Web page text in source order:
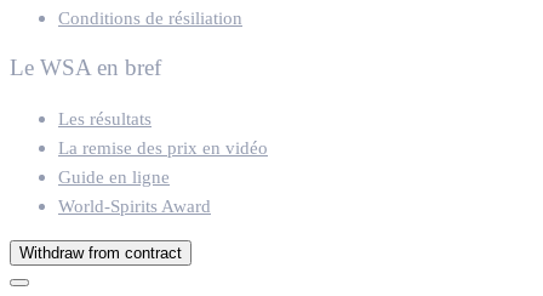
Conditions de résiliation
Le WSA en bref
Les résultats
La remise des prix en vidéo
Guide en ligne
World-Spirits Award
Withdraw from contract